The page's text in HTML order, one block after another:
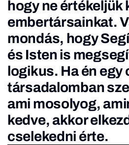
hogy ne értékeljük
embertársainkat.
mondás, hogy
és Isten is
logikus. Ha én egy
társadalomban
ami mosolyog,
kedve, akkor
cselekedni érte.